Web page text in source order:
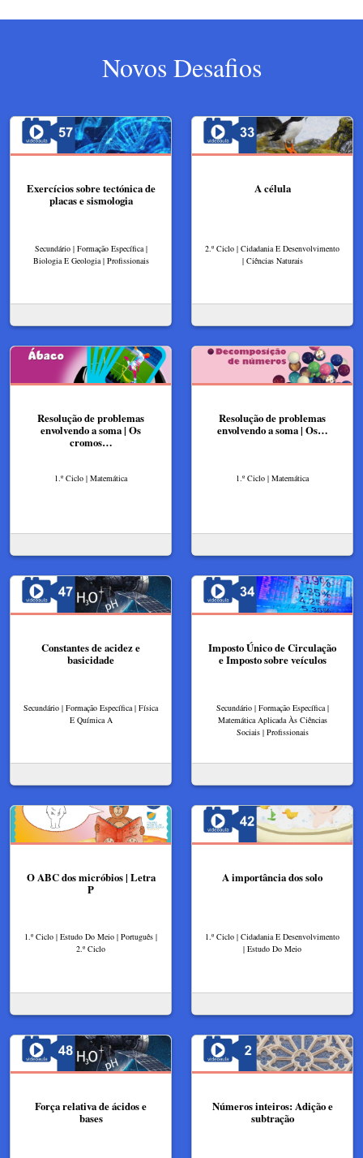
Novos Desafios
Exercícios sobre tectónica de
placas e sismologia
Secundário | Formação Específica |
Biologia E Geologia | Profissionais
A célula
2.º Ciclo | Cidadania E Desenvolvimento
| Ciências Naturais
Resolução de problemas
envolvendo a soma | Os
cromos…
1.º Ciclo | Matemática
Resolução de problemas
envolvendo a soma | Os…
1.º Ciclo | Matemática
Constantes de acidez e
basicidade
Secundário | Formação Específica | Física
E Química A
Imposto Único de Circulação
e Imposto sobre veículos
Secundário | Formação Específica |
Matemática Aplicada Às Ciências
Sociais | Profissionais
O ABC dos micróbios | Letra
P
1.º Ciclo | Estudo Do Meio | Português |
2.º Ciclo
A importância dos solo
1.º Ciclo | Cidadania E Desenvolvimento
| Estudo Do Meio
Força relativa de ácidos e
bases
Números inteiros: Adição e
subtração